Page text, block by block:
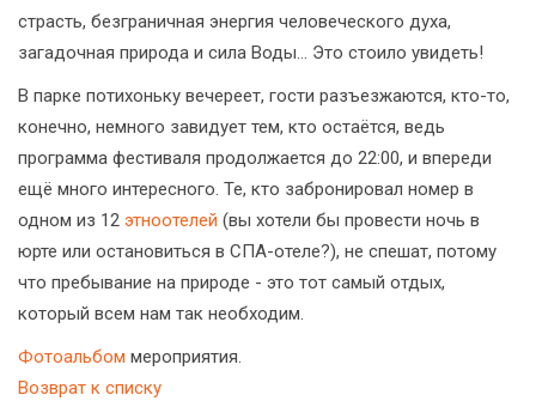
страсть, безграничная энергия человеческого духа,
загадочная природа и сила Воды… Это стоило увидеть!
В парке потихоньку вечереет, гости разъезжаются, кто-то,
конечно, немного завидует тем, кто остаётся, ведь
программа фестиваля продолжается до 22:00, и впереди
ещё много интересного. Те, кто забронировал номер в
одном из 12 этноотелей (вы хотели бы провести ночь в
юрте или остановиться в СПА-отеле?), не спешат, потому
что пребывание на природе - это тот самый отдых,
который всем нам так необходим.
Фотоальбом мероприятия.
Возврат к списку